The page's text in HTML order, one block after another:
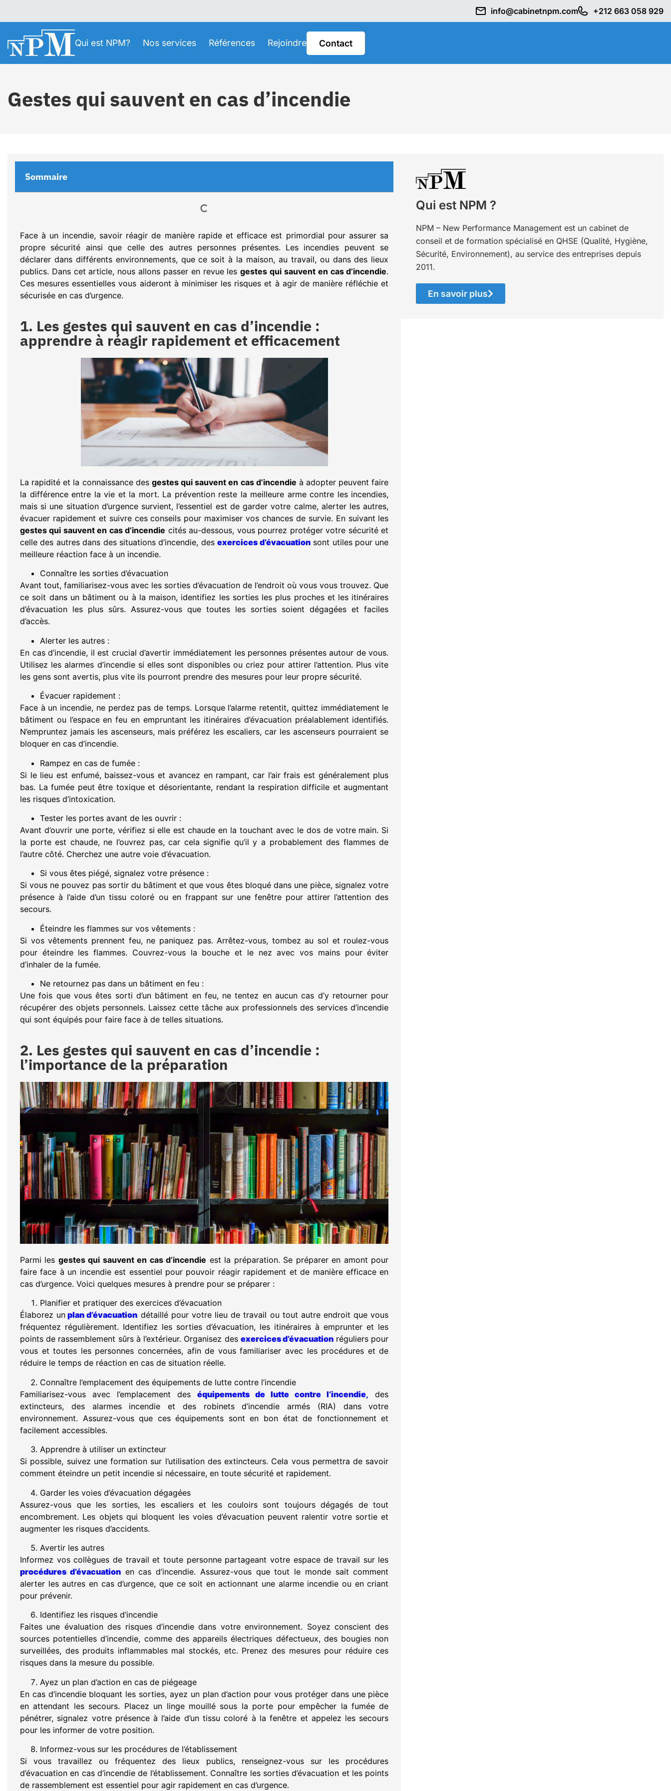
info@cabinetnpm.com +212 663 058 929
Qui est NPM? Nos services Références Rejoindre Contact
Gestes qui sauvent en cas d’incendie
Sommaire
Face à un incendie, savoir réagir de manière rapide et efficace est primordial pour assurer sa
propre sécurité ainsi que celle des autres personnes présentes. Les incendies peuvent se
déclarer dans différents environnements, que ce soit à la maison, au travail, ou dans des lieux
publics. Dans cet article, nous allons passer en revue lesgestes qui sauvent en cas d’incendie.
Ces mesures essentielles vous aideront à minimiser les risques et à agir de manière réfléchie et
sécurisée en cas d’urgence.
1. Les gestes qui sauvent en cas d’incendie :
apprendre à réagir rapidement et efficacement
La rapidité et la connaissance des gestes qui sauvent en cas d’incendie à adopter peuvent faire
la différence entre la vie et la mort. La prévention reste la meilleure arme contre les incendies,
mais si une situation d’urgence survient, l’essentiel est de garder votre calme, alerter les autres,
évacuer rapidement et suivre ces conseils pour maximiser vos chances de survie. En suivant les
gestes qui sauvent en cas d’incendie cités au-dessous, vous pourrez protéger votre sécurité et
celle des autres dans des situations d’incendie, desexercices d’évacuationsont utiles pour une
meilleure réaction face à un incendie.
Connaître les sorties d’évacuation
Avant tout, familiarisez-vous avec les sorties d’évacuation de l’endroit où vous vous trouvez. Que
ce soit dans un bâtiment ou à la maison, identifiez les sorties les plus proches et les itinéraires
d’évacuation les plus sûrs. Assurez-vous que toutes les sorties soient dégagées et faciles
d’accès.
Alerter les autres :
En cas d’incendie, il est crucial d’avertir immédiatement les personnes présentes autour de vous.
Utilisez les alarmes d’incendie si elles sont disponibles ou criez pour attirer l’attention. Plus vite
les gens sont avertis, plus vite ils pourront prendre des mesures pour leur propre sécurité.
Évacuer rapidement :
Face à un incendie, ne perdez pas de temps. Lorsque l’alarme retentit, quittez immédiatement le
bâtiment ou l’espace en feu en empruntant les itinéraires d’évacuation préalablement identifiés.
N’empruntez jamais les ascenseurs, mais préférez les escaliers, car les ascenseurs pourraient se
bloquer en cas d’incendie.
Rampez en cas de fumée :
Si le lieu est enfumé, baissez-vous et avancez en rampant, car l’air frais est généralement plus
bas. La fumée peut être toxique et désorientante, rendant la respiration difficile et augmentant
les risques d’intoxication.
Tester les portes avant de les ouvrir :
Avant d’ouvrir une porte, vérifiez si elle est chaude en la touchant avec le dos de votre main. Si
la porte est chaude, ne l’ouvrez pas, car cela signifie qu’il y a probablement des flammes de
l’autre côté. Cherchez une autre voie d’évacuation.
Si vous êtes piégé, signalez votre présence :
Si vous ne pouvez pas sortir du bâtiment et que vous êtes bloqué dans une pièce, signalez votre
présence à l’aide d’un tissu coloré ou en frappant sur une fenêtre pour attirer l’attention des
secours.
Éteindre les flammes sur vos vêtements :
Si vos vêtements prennent feu, ne paniquez pas. Arrêtez-vous, tombez au sol et roulez-vous
pour éteindre les flammes. Couvrez-vous la bouche et le nez avec vos mains pour éviter
d’inhaler de la fumée.
Ne retournez pas dans un bâtiment en feu :
Une fois que vous êtes sorti d’un bâtiment en feu, ne tentez en aucun cas d’y retourner pour
récupérer des objets personnels. Laissez cette tâche aux professionnels des services d’incendie
qui sont équipés pour faire face à de telles situations.
2. Les gestes qui sauvent en cas d’incendie :
l’importance de la préparation
Parmi les gestes qui sauvent en cas d’incendie est la préparation. Se préparer en amont pour
faire face à un incendie est essentiel pour pouvoir réagir rapidement et de manière efficace en
cas d’urgence. Voici quelques mesures à prendre pour se préparer :
Planifier et pratiquer des exercices d’évacuation
Élaborez un plan d’évacuation détaillé pour votre lieu de travail ou tout autre endroit que vous
fréquentez régulièrement. Identifiez les sorties d’évacuation, les itinéraires à emprunter et les
points de rassemblement sûrs à l’extérieur. Organisez des exercices d’évacuationréguliers pour
vous et toutes les personnes concernées, afin de vous familiariser avec les procédures et de
réduire le temps de réaction en cas de situation réelle.
Connaître l’emplacement des équipements de lutte contre l’incendie
Familiarisez-vous avec l’emplacement deséquipements de lutte contre l’incendie, des
extincteurs, des alarmes incendie et des robinets d’incendie armés (RIA) dans votre
environnement. Assurez-vous que ces équipements sont en bon état de fonctionnement et
facilement accessibles.
Apprendre à utiliser un extincteur
Si possible, suivez une formation sur l’utilisation des extincteurs. Cela vous permettra de savoir
comment éteindre un petit incendie si nécessaire, en toute sécurité et rapidement.
Garder les voies d’évacuation dégagées
Assurez-vous que les sorties, les escaliers et les couloirs sont toujours dégagés de tout
encombrement. Les objets qui bloquent les voies d’évacuation peuvent ralentir votre sortie et
augmenter les risques d’accidents.
Avertir les autres
Informez vos collègues de travail et toute personne partageant votre espace de travail sur les
procédures d’évacuationen cas d’incendie. Assurez-vous que tout le monde sait comment
alerter les autres en cas d’urgence, que ce soit en actionnant une alarme incendie ou en criant
pour prévenir.
Identifiez les risques d’incendie
Faites une évaluation des risques d’incendie dans votre environnement. Soyez conscient des
sources potentielles d’incendie, comme des appareils électriques défectueux, des bougies non
surveillées, des produits inflammables mal stockés, etc. Prenez des mesures pour réduire ces
risques dans la mesure du possible.
Ayez un plan d’action en cas de piégeage
En cas d’incendie bloquant les sorties, ayez un plan d’action pour vous protéger dans une pièce
en attendant les secours. Placez un linge mouillé sous la porte pour empêcher la fumée de
pénétrer, signalez votre présence à l’aide d’un tissu coloré à la fenêtre et appelez les secours
pour les informer de votre position.
Informez-vous sur les procédures de l’établissement
Si vous travaillez ou fréquentez des lieux publics, renseignez-vous sur les procédures
d’évacuation en cas d’incendie de l’établissement. Connaître les sorties d’évacuation et les points
de rassemblement est essentiel pour agir rapidement en cas d’urgence.
Qui est NPM ?
NPM – New Performance Management est un cabinet de
conseil et de formation spécialisé en QHSE (Qualité, Hygiène,
Sécurité, Environnement), au service des entreprises depuis
2011.
En savoir plus